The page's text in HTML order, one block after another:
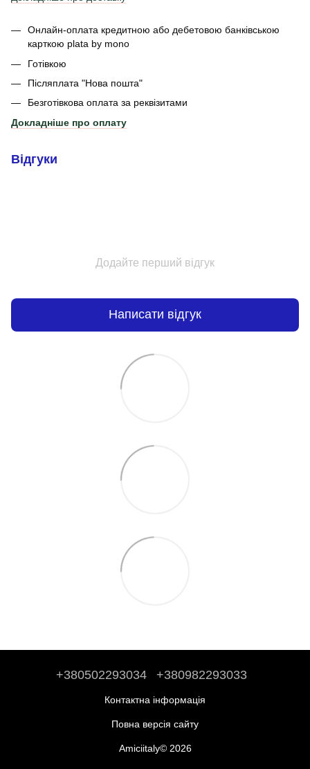
Онлайн-оплата кредитною або дебетовою банківською
карткою plata by mono
Готівкою
Післяплата "Нова пошта"
Безготівкова оплата за реквізитами
Докладніше про оплату
Відгуки
Додайте перший відгук
Написати відгук
+380502293034 +380982293033
Контактна інформація
Повна версія сайту
Amiciitaly© 2026